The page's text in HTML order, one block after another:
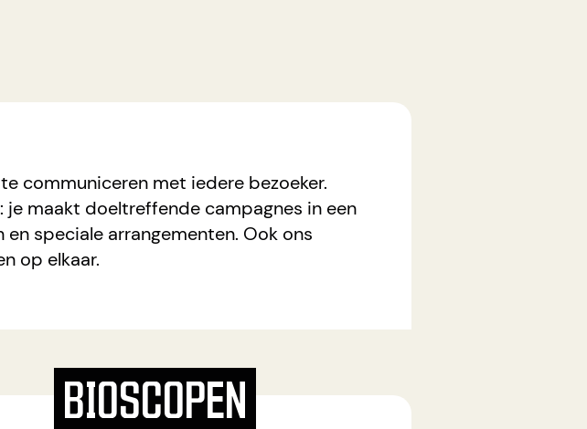
communiceren met iedere bezoeker.
maakt doeltreffende campagnes in een
speciale arrangementen. Ook ons
op elkaar.
BIOSCOPEN